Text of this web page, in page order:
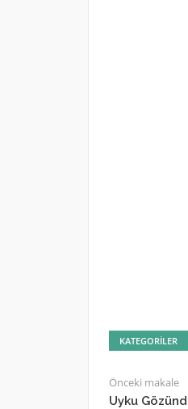
KATEGORILER
Önceki makale
Uyku